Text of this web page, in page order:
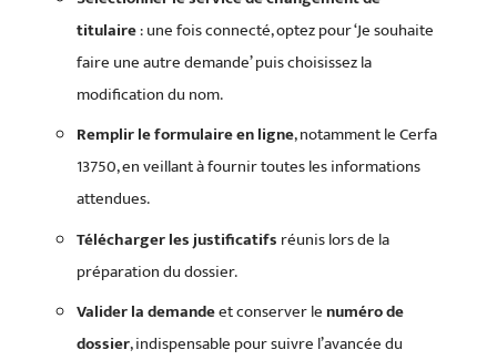
titulaire: une fois connecté, optez pour ‘Je souhaite
faire une autre demande’ puis choisissez la
modification du nom.
Remplir le formulaire en ligne, notamment le Cerfa
13750, en veillant à fournir toutes les informations
attendues.
Télécharger les justificatifs réunis lors de la
préparation du dossier.
Valider la demandeet conserver le numéro de
dossier, indispensable pour suivre l’avancée du